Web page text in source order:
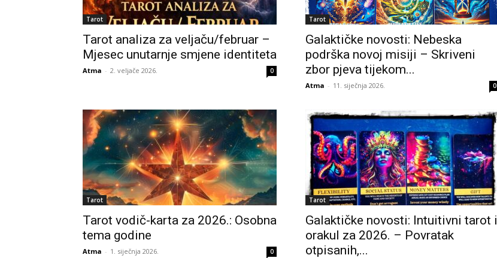
Tarot
Tarot analiza za veljaču/februar –
Mjesec unutarnje smjene identiteta
Atma - 2. veljače 2026. 0
Tarot
Galaktičke novosti: Nebeska
podrška novoj misiji – Skriveni
zbor pjeva tijekom...
Atma - 11. siječnja 2026. 0
Tarot
Tarot vodič-karta za 2026.: Osobna
tema godine
Atma - 1. siječnja 2026. 0
Tarot
Galaktičke novosti: Intuitivni tarot i
orakul za 2026. – Povratak
otpisanih,...